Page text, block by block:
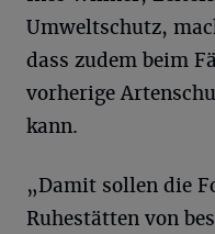
Umweltschutz,
dass zudem beim
vorherige
kann.
„Damit sollen die
Ruhestätten von